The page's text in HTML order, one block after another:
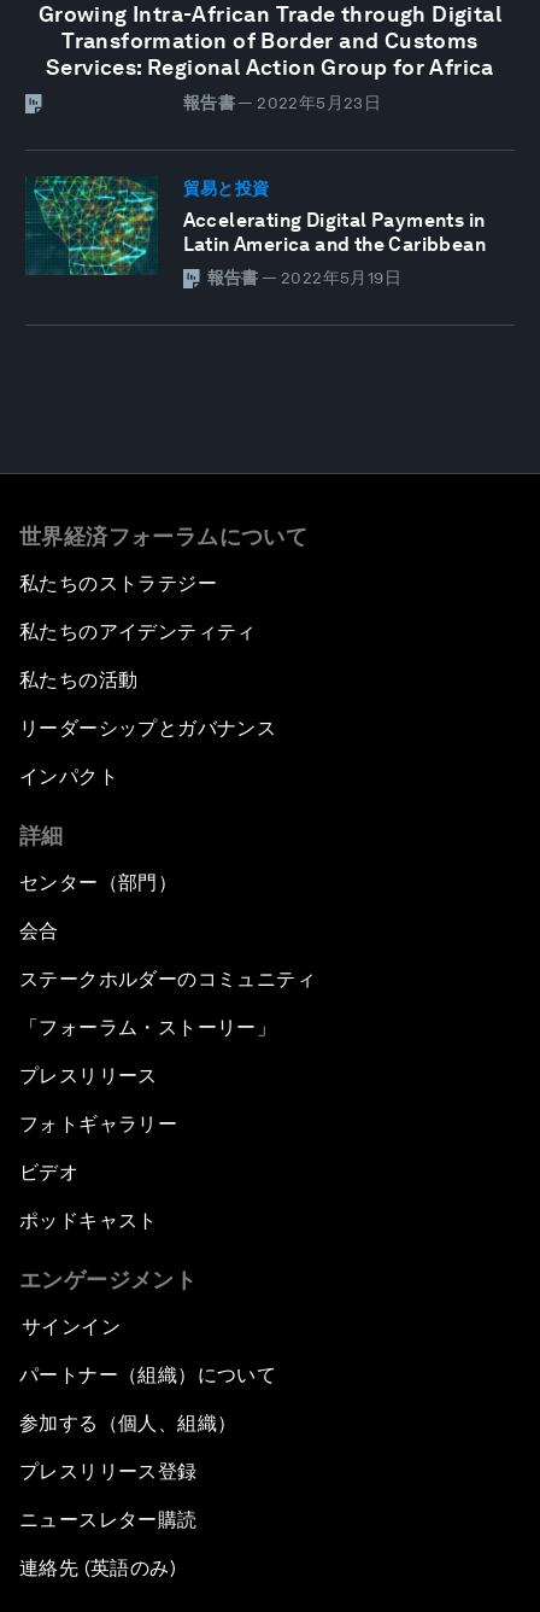
Growing Intra-African Trade through Digital
Transformation of Border and Customs
Services: Regional Action Group for Africa
報告書— 2022年5月23日
貿易と投資
Accelerating Digital Payments in
Latin America and the Caribbean
報告書 — 2022年5月19日
世界経済フォーラムについて
私たちのストラテジー
私たちのアイデンティティ
私たちの活動
リーダーシップとガバナンス
インパクト
詳細
センター（部門）
会合
ステークホルダーのコミュニティ
「フォーラム・ストーリー」
プレスリリース
フォトギャラリー
ビデオ
ポッドキャスト
エンゲージメント
サインイン
パートナー（組織）について
参加する（個人、組織）
プレスリリース登録
ニュースレター購読
連絡先 (英語のみ)